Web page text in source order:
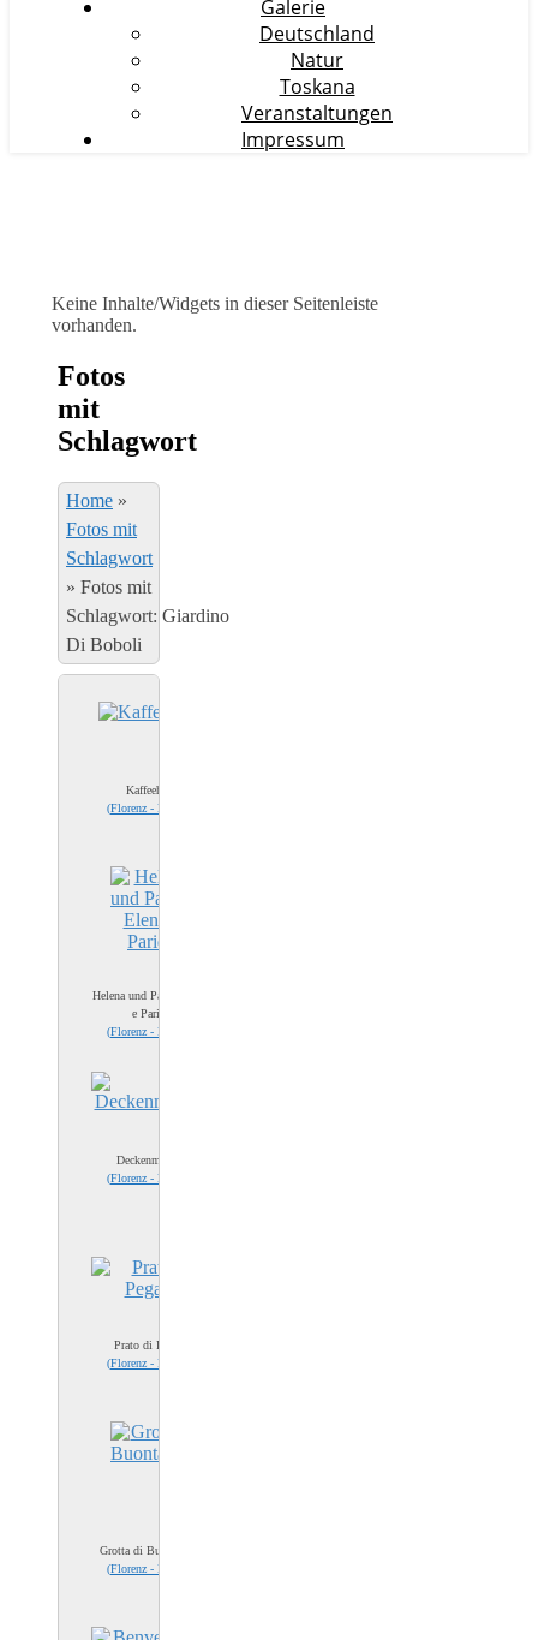
Galerie
Deutschland
Natur
Toskana
Veranstaltungen
Impressum
Keine Inhalte/Widgets in dieser Seitenleiste
vorhanden.
Fotos
mit
Schlagwort
Home »
Fotos mit
Schlagwort
» Fotos mit
Schlagwort: Giardino
Di Boboli
Kaffeehaus
(Florenz - Firenze
Helena und Paris - Elene
e Paride
(Florenz - Firenze
Deckenmalerei
(Florenz - Firenze
Prato di Pegaso
(Florenz - Firenze
Grotta di Buontalenti
(Florenz - Firenze